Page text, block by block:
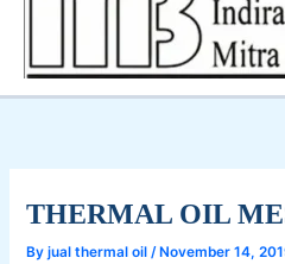
THERMAL OIL
Byjual thermal oil/ November 14,